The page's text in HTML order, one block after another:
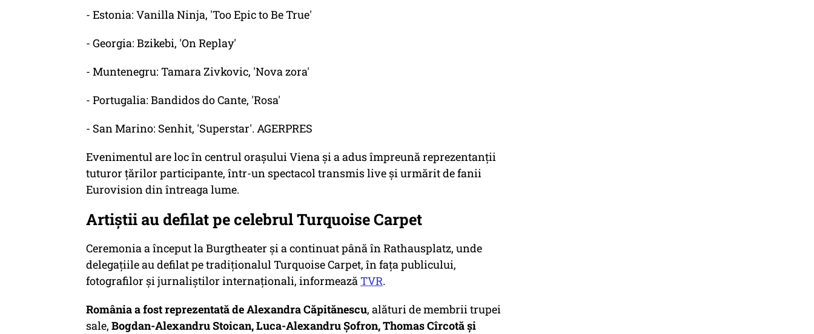
- Estonia: Vanilla Ninja, 'Too Epic to Be True'
- Georgia: Bzikebi, 'On Replay'
- Muntenegru: Tamara Zivkovic, 'Nova zora'
- Portugalia: Bandidos do Cante, 'Rosa'
- San Marino: Senhit, 'Superstar'. AGERPRES
Evenimentul are loc în centrul orașului Viena și a adus împreună reprezentanții
tuturor țărilor participante, într-un spectacol transmis live și urmărit de fanii
Eurovision din întreaga lume.
Artiștii au defilat pe celebrul Turquoise Carpet
Ceremonia a început la Burgtheater și a continuat până în Rathausplatz, unde
delegațiile au defilat pe tradiționalul Turquoise Carpet, în fața publicului,
fotografilor și jurnaliștilor internaționali, informeazăTVR.
România a fost reprezentată de Alexandra Căpitănescu, alături de membrii trupei
sale, Bogdan-Alexandru Stoican, Luca-Alexandru Șofron, Thomas Cîrcotă și